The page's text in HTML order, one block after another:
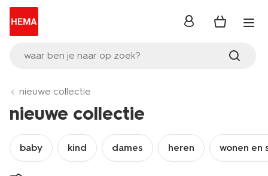
waar ben je naar op zoek?
inloggen
nieuwe collectie
nieuwe collectie
baby kind dames heren wonen en